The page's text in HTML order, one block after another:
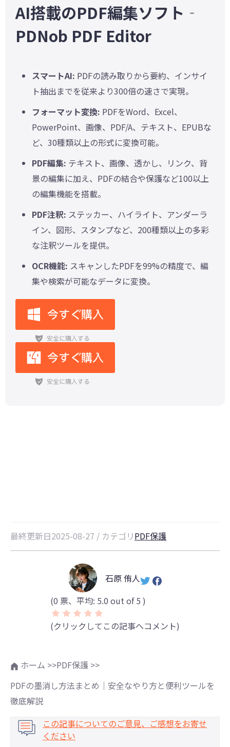
AI搭載のPDF編集ソフト‐
PDNob PDF Editor
スマートAI: PDFの読み取りから要約、インサイ
ト抽出までを従来より300倍の速さで実現。
フォーマット変換: PDFをWord、Excel、
PowerPoint、画像、PDF/A、テキスト、EPUBな
ど、30種類以上の形式に変換可能。
PDF編集: テキスト、画像、透かし、リンク、背
景の編集に加え、PDFの結合や保護など100以上
の編集機能を搭載。
PDF注釈: ステッカー、ハイライト、アンダーラ
イン、図形、スタンプなど、200種類以上の多彩
な注釈ツールを提供。
OCR機能: スキャンしたPDFを99%の精度で、編
集や検索が可能なデータに変換。
最終更新日2025-08-27 / カテゴリPDF保護
石原 侑人
(0 票、平均: 5.0 out of 5 )
(クリックしてこの記事へコメント)
ホーム >>PDF保護 >>
PDFの墨消し方法まとめ｜安全なやり方と便利ツールを
徹底解説
この記事についてのご意見、ご感想をお寄せ
ください